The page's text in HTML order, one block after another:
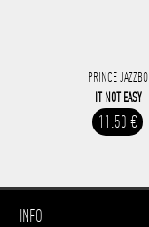
PRINCE JAZZBO
IT NOT EASY
11.50 €
INFO